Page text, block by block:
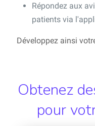
Répondez aux
patients via
Développez ainsi
Obtenez
pour